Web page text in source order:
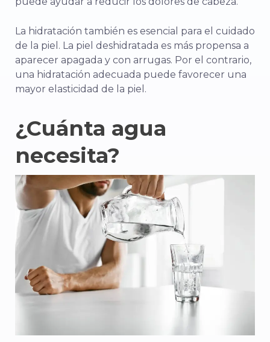
La hidratación también es esencial para el cuidado
de la piel. La piel deshidratada es más propensa a
aparecer apagada y con arrugas. Por el contrario,
una hidratación adecuada puede favorecer una
mayor elasticidad de la piel.
¿Cuánta agua
necesita?